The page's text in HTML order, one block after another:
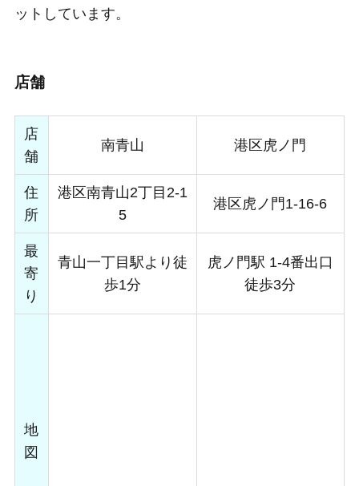
ットしています。
店舗
店
舗
南⻘山 港区虎ノ門
住
所
港区南青山2丁目2-1
5
港区虎ノ門1-16-6
最
寄
り
青山一丁目駅より徒
歩1分
虎ノ門駅 1-4番出口
徒歩3分
地
図